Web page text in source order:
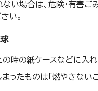
い場合は、危険・有害ご
い。
の時の紙ケースなどに入
ったものは「燃やさない